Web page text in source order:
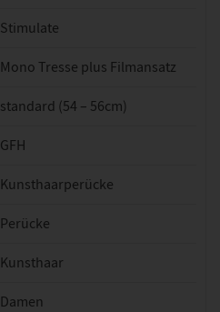
Stimulate
Mono Tresse plus Filmansatz
standard (54 – 56cm)
GFH
Kunsthaarperücke
Perücke
Kunsthaar
Damen